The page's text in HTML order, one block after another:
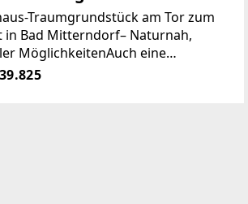
naturnah, zentral und
(Provisionsfrei)
Traumgrundstück am Tor zum
in Bad Mitterndorf– Naturnah,
MöglichkeitenAuch eine
ist nach Absprache mit der
Loipe und Therme